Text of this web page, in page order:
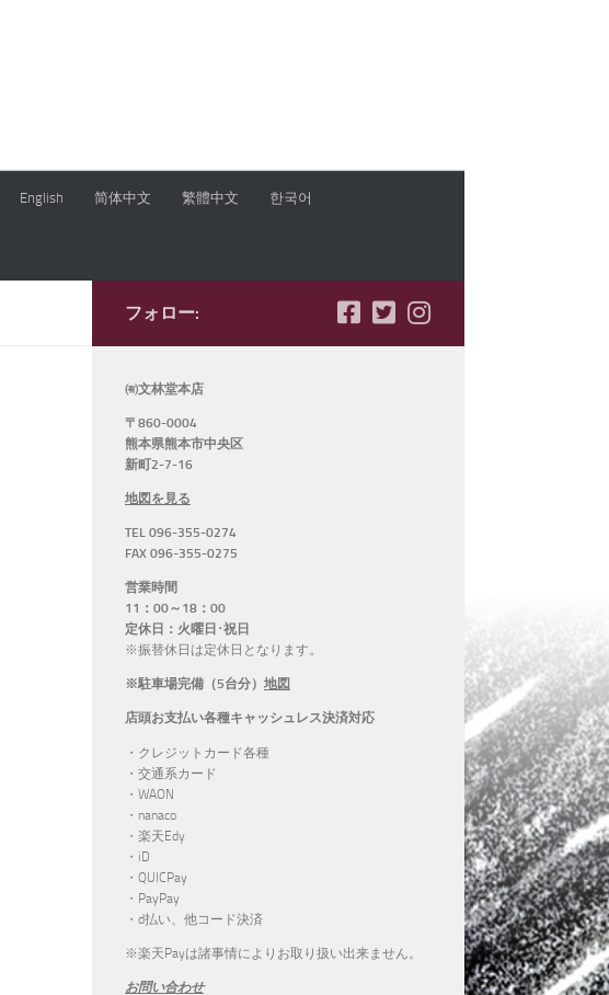
English 简体中文 繁體中文 한국어
フォロー:
㈲文林堂本店
〒860-0004
熊本県熊本市中央区
新町2-7-16
地図を見る
TEL 096-355-0274
FAX 096-355-0275
営業時間
11：00～18：00
定休日：火曜日･祝日
※振替休日は定休日となります。
※駐車場完備（5台分） 地図
店頭お支払い各種キャッシュレス決済対応
・クレジットカード各種
・交通系カード
・WAON
・nanaco
・楽天Edy
・iD
・QUICPay
・PayPay
・d払い、他コード決済
※楽天Payは諸事情によりお取り扱い出来ません。
お問い合わせ